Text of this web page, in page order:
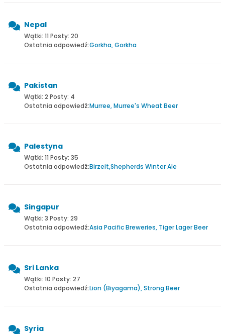
Nepal
Wątki: 11 Posty: 20
Ostatnia odpowiedź:Gorkha, Gorkha
Pakistan
Wątki: 2 Posty: 4
Ostatnia odpowiedź:Murree, Murree's Wheat Beer
Palestyna
Wątki: 11 Posty: 35
Ostatnia odpowiedź:Birzeit,Shepherds Winter Ale
Singapur
Wątki: 3 Posty: 29
Ostatnia odpowiedź:Asia Pacific Breweries, Tiger Lager Beer
Sri Lanka
Wątki: 10 Posty: 27
Ostatnia odpowiedź:Lion (Biyagama), Strong Beer
Syria